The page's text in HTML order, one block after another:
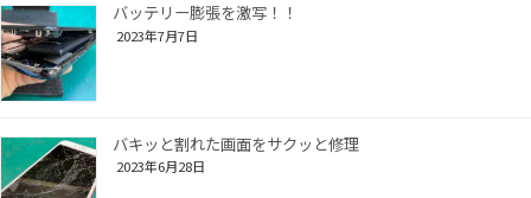
バッテリー膨張を激写！！
2023年7月7日
バキッと割れた画面をサクッと修理
2023年6月28日